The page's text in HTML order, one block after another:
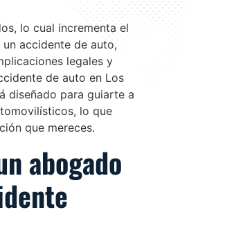
lo cual incrementa el
accidente de auto,
legales y
de auto en Los
diseñado para guiarte a
lo que
que mereces.
abogado